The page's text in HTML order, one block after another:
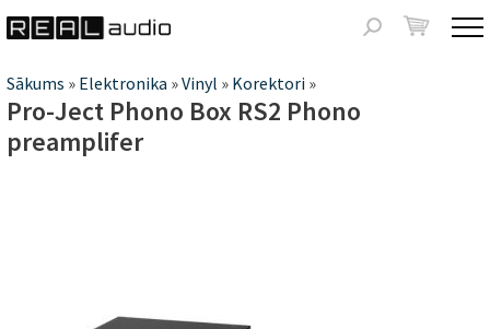
Meklēšanas
Jūs
atrodaties
šeit
Sākums » Elektronika »Vinyl » Korektori »
Pro-Ject Phono Box RS2 Phono
preamplifer